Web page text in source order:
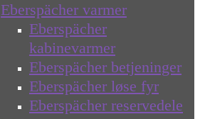
Eberspächer varmer
Eberspächer
kabinevarmer
Eberspächer betjeninger
Eberspächer løse fyr
Eberspächer reservedele